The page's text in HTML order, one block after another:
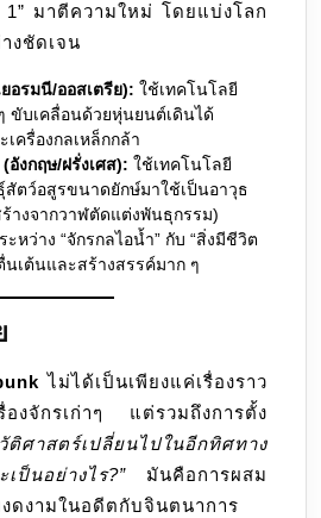
1” มาตีความใหม่ โดยแบ่งโลก
งชัดเจน
อรมนี/ออสเตรีย): ใช้เทคโนโลยี
ขับเคลื่อนด้วยหุ่นยนต์เดินได้
ครื่องกลเหล็กกล้า
งกฤษ/ฝรั่งเศส): ใช้เทคโนโลยี
สัตว์อสูรขนาดยักษ์มาใช้เป็นอาวุธ
ร้างจากวาฬตัดแต่งพันธุกรรม)
หว่าง “จักรกลไอน้ำ” กับ “สิ่งมีชีวิต
เต้นและสร้างสรรค์มาก ๆ
ไม่ได้เป็นเพียงแค่เรื่องราว
องจักรเก่าๆ แต่รวมถึงการตั้ง
ติศาสตร์เปลี่ยนไปในอีกทิศทาง
นอย่างไร?”มันคือการผสม
ดงามในอดีตกับจินตนาการ